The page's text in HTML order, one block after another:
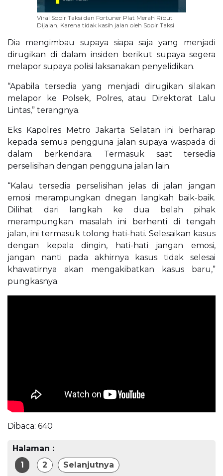
Viral Sopir Taksi dan Fortuner Plat Merah Ribut
Dijalan, Karena tidak kasih jalan oleh Sopir Taksi
Dia mengimbau supaya siapa saja yang menjadi
dirugikan di dalam insiden berikut supaya segera
melapor supaya polisi laksanakan penyelidikan.
“Apabila tersedia yang menjadi dirugikan silakan
melapor ke Polsek, Polres, atau Direktorat Lalu
Lintas,” terangnya.
Eks Kapolres Metro Jakarta Selatan ini berharap
kepada semua pengguna jalan supaya waspada di
dalam berkendara. Termasuk saat tersedia
perselisihan dengan pengguna jalan lain.
“Kalau tersedia perselisihan jelas di jalan jangan
emosi merampungkan dnegan langkah baik-baik.
Dilihat dari langkah ke dua belah pihak
merampungkan masalah ini berhenti di tengah
jalan, ini termasuk tolong hati-hati. Selesaikan kasus
dengan kepala dingin, hati-hati jangan emosi,
jangan nanti pada akhirnya kasus tidak selesai
khawatirnya akan mengakibatkan kasus baru,”
pungkasnya.
Dibaca: 640
Halaman :
1
2 Selanjutnya